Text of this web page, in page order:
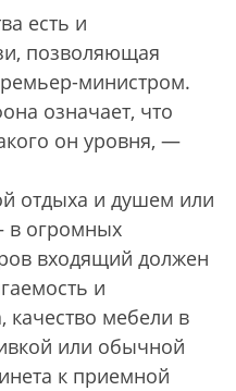
есть и
позволяющая
министром.
означает, что
он уровня, —
отдыха и душем или
в огромных
входящий должен
и
качество мебели в
или обычной
к приемной